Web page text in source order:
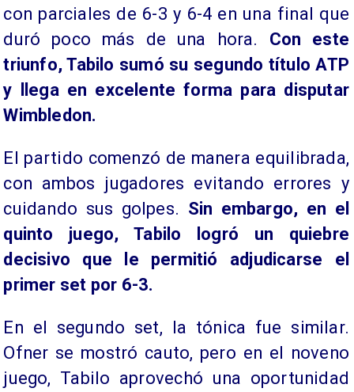
con parciales de 6-3 y 6-4 en una final que
duró poco más de una hora. Con este
triunfo, Tabilo sumó su segundo título ATP
y llega en excelente forma para disputar
Wimbledon.
El partido comenzó de manera equilibrada,
con ambos jugadores evitando errores y
cuidando sus golpes. Sin embargo, en el
quinto juego, Tabilo logró un quiebre
decisivo que le permitió adjudicarse el
primer set por 6-3.
En el segundo set, la tónica fue similar.
Ofner se mostró cauto, pero en el noveno
juego, Tabilo aprovechó una oportunidad